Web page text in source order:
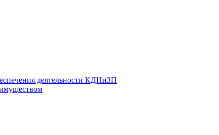
деятельности КДНиЗП